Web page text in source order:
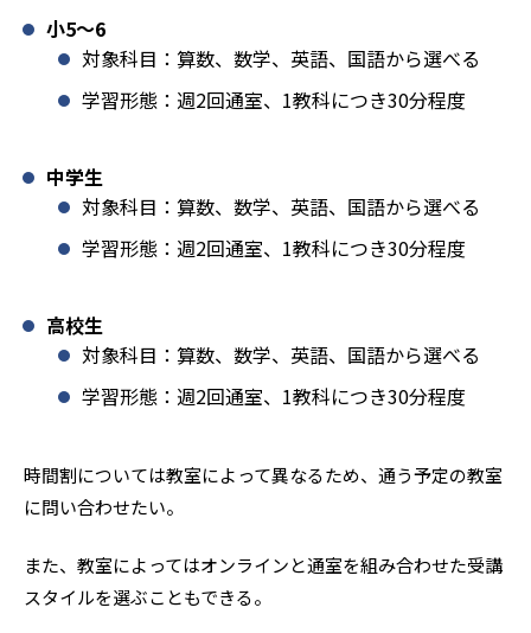
小5〜6
対象科目：算数、数学、英語、国語から選べる
学習形態：週2回通室、1教科につき30分程度
中学生
対象科目：算数、数学、英語、国語から選べる
学習形態：週2回通室、1教科につき30分程度
高校生
対象科目：算数、数学、英語、国語から選べる
学習形態：週2回通室、1教科につき30分程度
時間割については教室によって異なるため、通う予定の教室
に問い合わせたい。
また、教室によってはオンラインと通室を組み合わせた受講
スタイルを選ぶこともできる。